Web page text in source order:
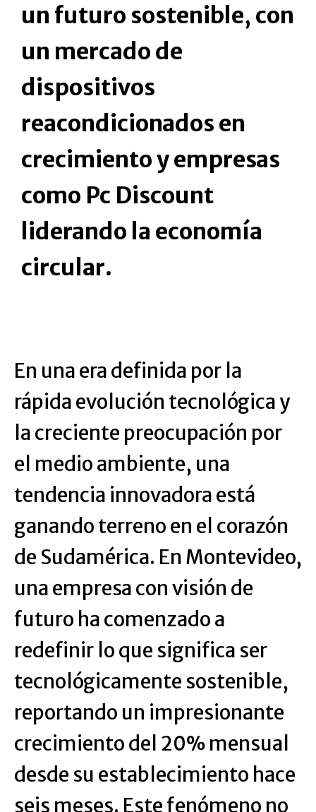
un futuro sostenible, con
un mercado de
dispositivos
reacondicionados en
crecimiento y empresas
como Pc Discount
liderando la economía
circular.
En una era definida por la
rápida evolución tecnológica y
la creciente preocupación por
el medio ambiente, una
tendencia innovadora está
ganando terreno en el corazón
de Sudamérica. En Montevideo,
una empresa con visión de
futuro ha comenzado a
redefinir lo que significa ser
tecnológicamente sostenible,
reportando un impresionante
crecimiento del 20% mensual
desde su establecimiento hace
seis meses. Este fenómeno no